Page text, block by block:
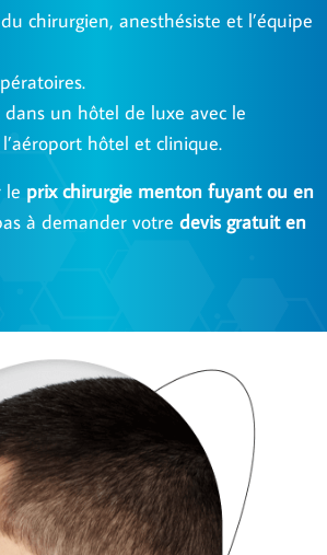
chirurgien, anesthésiste et l’équipe
dans un hôtel de luxe avec le
hôtel et clinique.
le prix chirurgie menton fuyant ou en
à demander votre devis gratuit en